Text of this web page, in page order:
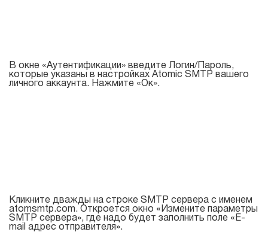
В окне «Аутентификации» введите Логин/Пароль,
которые указаны в настройках Atomic SMTP вашего
личного аккаунта. Нажмите «Ок».
Кликните дважды на строке SMTP сервера c именем
atomsmtp.com. Откроется окно «Измените параметры
SMTP сервера», где надо будет заполнить поле «E-
mail адрес отправителя».